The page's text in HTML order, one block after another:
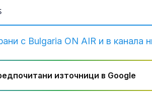
с Bulgaria ON AIR и в канала
източници в Google